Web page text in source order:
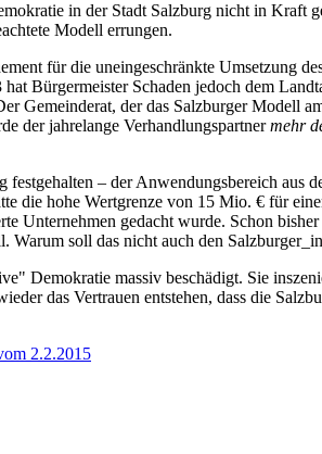
in der Stadt Salzburg nicht in Kraft
Modell errungen.
für die uneingeschränkte Umsetzung
Bürgermeister Schaden jedoch dem
Gemeinderat, der das Salzburger Modell
der jahrelange Verhandlungspartnermehr
– der Anwendungsbereich aus
die hohe Wertgrenze von 15 Mio. € für
Unternehmen gedacht wurde. Schon
Warum soll das nicht auch den
Demokratie massiv beschädigt. Sie
das Vertrauen entstehen, dass die
2.2.2015